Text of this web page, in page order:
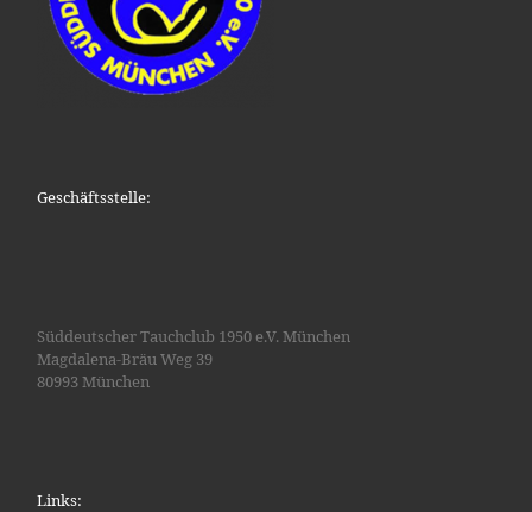
Geschäftsstelle:
Süddeutscher Tauchclub 1950 e.V. München
Magdalena-Bräu Weg 39
80993 München
Links: